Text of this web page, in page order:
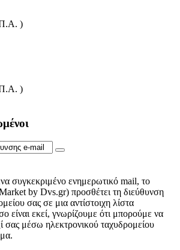
)
)
συγκεκριμένο ενημερωτικό mail, το
by Dvs.gr) προσθέτει τη διεύθυνση
σας σε μια αντίστοιχη λίστα
είναι εκεί, γνωρίζουμε ότι μπορούμε να
σας μέσω ηλεκτρονικού ταχυδρομείου